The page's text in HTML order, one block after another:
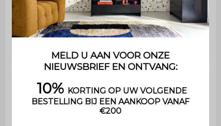
Materiaal van de zitting Bouclé textuur
Vulling
Gerecycled schuim (dichtheid:
50kg/m3) +
polyurethaanschuim (dichtheid: